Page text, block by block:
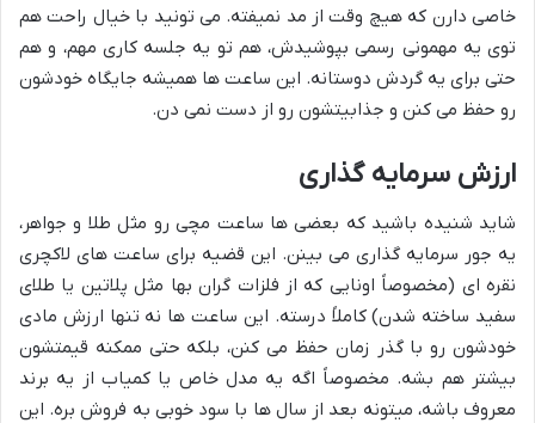
خاصی دارن که هیچ وقت از مد نمیفته. می تونید با خیال راحت هم
توی یه مهمونی رسمی بپوشیدش، هم تو یه جلسه کاری مهم، و هم
حتی برای یه گردش دوستانه. این ساعت ها همیشه جایگاه خودشون
رو حفظ می کنن و جذابیتشون رو از دست نمی دن.
ارزش سرمایه گذاری
شاید شنیده باشید که بعضی ها ساعت مچی رو مثل طلا و جواهر،
یه جور سرمایه گذاری می بینن. این قضیه برای ساعت های لاکچری
نقره ای (مخصوصاً اونایی که از فلزات گران بها مثل پلاتین یا طلای
سفید ساخته شدن) کاملاً درسته. این ساعت ها نه تنها ارزش مادی
خودشون رو با گذر زمان حفظ می کنن، بلکه حتی ممکنه قیمتشون
بیشتر هم بشه. مخصوصاً اگه یه مدل خاص یا کمیاب از یه برند
معروف باشه، میتونه بعد از سال ها با سود خوبی به فروش بره. این